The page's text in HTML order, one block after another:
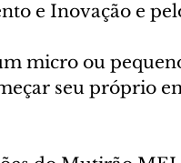
e Inovação e
micro ou
seu próprio